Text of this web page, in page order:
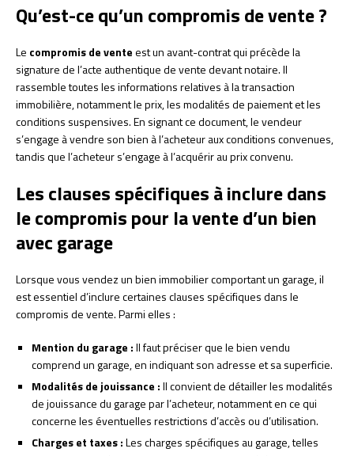
Qu’est-ce qu’un compromis de vente ?
Le compromis de venteest un avant-contrat qui précède la
signature de l’acte authentique de vente devant notaire. Il
rassemble toutes les informations relatives à la transaction
immobilière, notamment le prix, les modalités de paiement et les
conditions suspensives. En signant ce document, le vendeur
s’engage à vendre son bien à l’acheteur aux conditions convenues,
tandis que l’acheteur s’engage à l’acquérir au prix convenu.
Les clauses spécifiques à inclure dans
le compromis pour la vente d’un bien
avec garage
Lorsque vous vendez un bien immobilier comportant un garage, il
est essentiel d’inclure certaines clauses spécifiques dans le
compromis de vente. Parmi elles :
Mention du garage :Il faut préciser que le bien vendu
comprend un garage, en indiquant son adresse et sa superficie.
Modalités de jouissance :Il convient de détailler les modalités
de jouissance du garage par l’acheteur, notamment en ce qui
concerne les éventuelles restrictions d’accès ou d’utilisation.
Charges et taxes :Les charges spécifiques au garage, telles